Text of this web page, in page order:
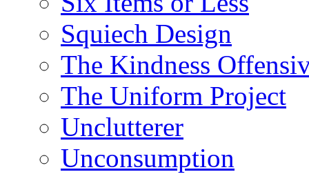
Squiech Design
The Kindness
The Uniform Project
Unclutterer
Unconsumption